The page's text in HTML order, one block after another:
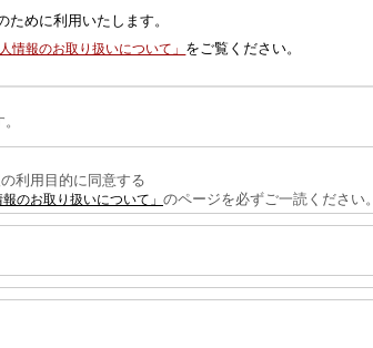
めに利用いたします。
人情報のお取り扱いについて」 をご覧ください。
利用目的に同意する
報のお取り扱いについて」 のページを必ずご一読ください。